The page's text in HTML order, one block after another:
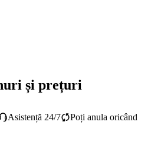
și prețuri
Asistență 24/7 Poți anula oricând